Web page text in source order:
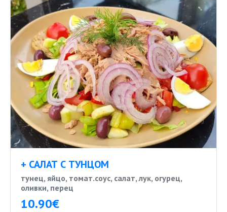
+ САЛАТ С ТУНЦОМ
тунец, яйцо, томат.соус, салат, лук, огурец,
оливки, перец
10.90€